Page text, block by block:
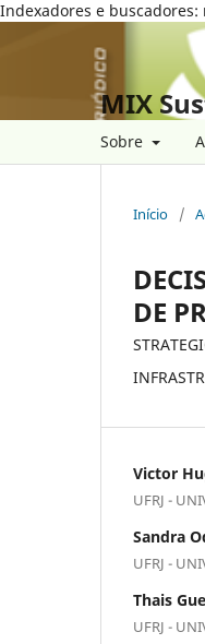
Indexadores e buscadores:
MIX
Sobre
Início /
DE
Victor
UFRJ -
Sandra
UFRJ -
Thais
UFRJ -